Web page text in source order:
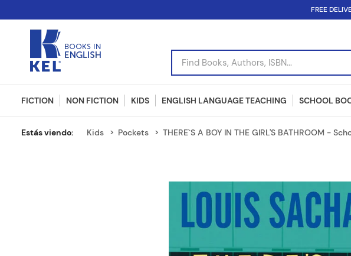
FREE
Find Books, Authors, ISBN...
FICTION NON FICTION KIDS ENGLISH LANGUAGE TEACHING SCHOOL
Kids Pockets THERE`S A BOY IN THE GIRL'S BATHROOM -